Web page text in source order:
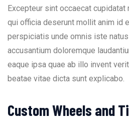
Excepteur sint occaecat
qui officia deserunt mollit anim id
perspiciatis unde omnis iste
accusantium doloremque
eaque ipsa quae ab illo invent
beatae vitae dicta sunt explicabo.
Custom Wheels and